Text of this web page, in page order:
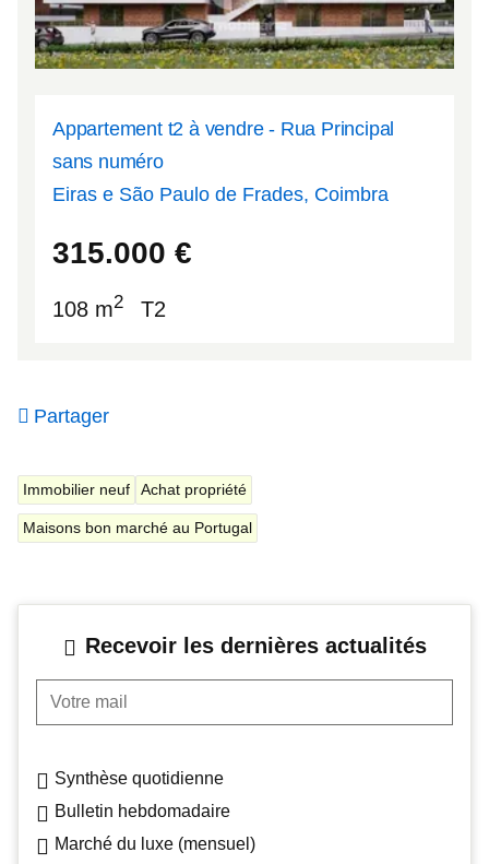
Appartement t2 à vendre - Rua Principal
sans numéro
Eiras e São Paulo de Frades, Coimbra
315.000 €
108 m2 T2
Partager
Immobilier neuf Achat propriété
Maisons bon marché au Portugal
Recevoir les dernières actualités
Votre mail
Synthèse quotidienne
Bulletin hebdomadaire
Marché du luxe (mensuel)